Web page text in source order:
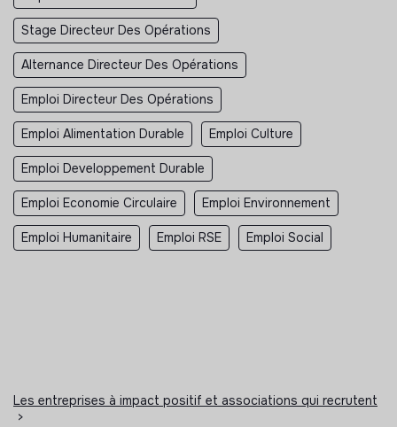
Stage Directeur Des Opérations
Alternance Directeur Des Opérations
Emploi Directeur Des Opérations
Emploi Alimentation Durable Emploi Culture
Emploi Developpement Durable
Emploi Economie Circulaire Emploi Environnement
Emploi Humanitaire Emploi RSE Emploi Social
Les entreprises à impact positif et associations qui recrutent
>